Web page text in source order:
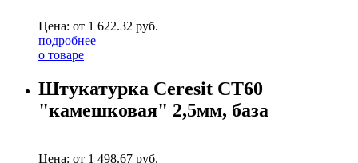
Цена: от 1 622.32 руб.
подробнее
о товаре
Штукатурка Ceresit CT60
"камешковая" 2,5мм, база
Цена: от 1 498.67 руб.